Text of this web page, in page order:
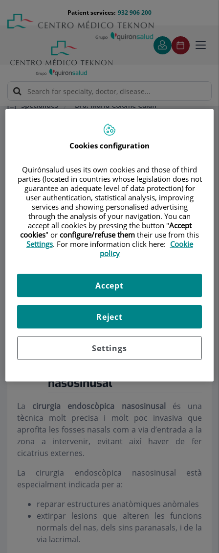
content
Menú
teléfono
cabecera
932 906 200
Patient services:
Specialities
Dra. María Colomé Calafí
Cirurgia endoscòpica nasosinusal
Dra. María Colomé
Calafí
OTORHINOLARYNGOLOGY
DescriptionServicesTeamContactRelevant details
Cirurgia endoscòpica
nasosinusal
La cirurgia endoscòpica nasosinusal és una
tècnica molt precisa i molt poc invasiva que
aprofita les fosses nasals com a via d’entrada a la
zona a intervenir, evitant així haver de fer
cicatrius externes.
La cirurgia endoscòpica nasosinusal està
especialment indicada per a:
reparar estructures anatòmiques anòmales
extirpar lesions que alteren les funcions
normals del nas, dels sins paranasals, i de la
via lacrimal.
Cookies configuration
Quirónsalud uses its own cookies and those of third
parties (located in countries whose legislation does not
guarantee an adequate level of data protection) for
user authentication, statistical analysis, improving
services and showing personalised advertising
through the analysis of your navigation. You can
accept all cookies by pressing the button "Accept
cookies" or configure/refuse them their use from this
Settings. For more information click here: Cookie
policy
Settings
Reject
Accept